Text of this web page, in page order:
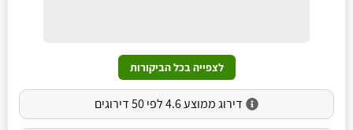
לצפייה בכל הביקורות
דירוג ממוצע 4.6 לפי 50 דירוגים